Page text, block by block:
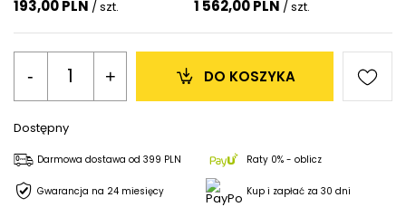
193,00 PLN / szt. 1 562,00 PLN / szt.
- + DO KOSZYKA
Dostępny
Darmowa dostawa od 399 PLN Raty 0% - oblicz
Gwarancja na 24 miesięcy Kup i zapłać za 30 dni